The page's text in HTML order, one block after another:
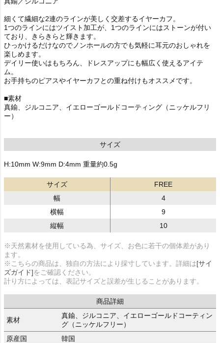
細くて繊細な2連のラインが美しく交差するイヤーカフ。
1つのラインにはツイスト加工が、1つのラインにはストーンが付い
ており、きらきらと輝きます。
ひっかけるだけなのでノンホールの方でも気軽に耳元のおしゃれを
楽しめます。
デイリー使いはもちろん、ドレスアップにも幅広く使えるアイテ
ム。
お手持ちのピアスやイヤーカフとの重ね付けもオススメです。
■素材
真鍮、ジルコニア、イエローゴールドコーティング（ニッケルフリ
ー）
サイズ
H:10mm W:9mm D:4mm 重量約0.5g
サイズ
FREE
幅
4
横幅
9
縦幅
10
※天然素材を使用している為、サイズ、お色に若干の個体差があり
ます。
※こちらの商品は、独自の方法により採寸しています。詳細は[サイ
ズガイド]をご確認ください。
計り方によっては、表記サイズと誤差が生じることがあります。
商品詳細
素材
真鍮、ジルコニア、イエローゴールドコーティン
グ（ニッケルフリー）
原産国
韓国